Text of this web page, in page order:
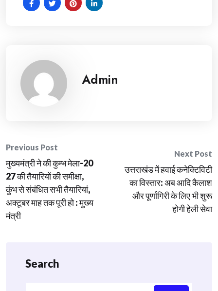
Admin
Post
navigation
Previous Post
मुख्यमंत्री ने की कुम्भ मेला-20
27 की तैयारियों की समीक्षा,
कुंभ से संबंधित सभी तैयारियां,
अक्टूबर माह तक पूरी हो : मुख्य
मंत्री
Next Post
उत्तराखंड में हवाई कनेक्टिविटी
का विस्तार: अब आदि कैलाश
और पूर्णागिरी के लिए भी शुरू
होगी हेली सेवा
Search